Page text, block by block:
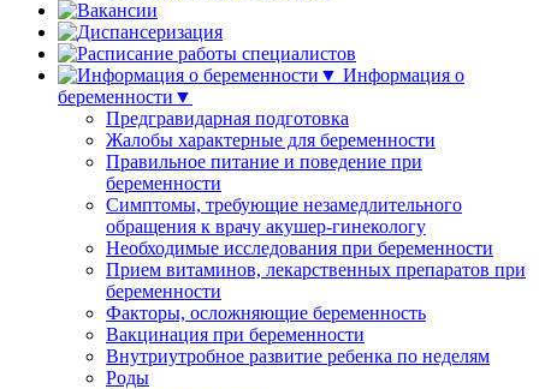
Информация о
беременности▼
Предгравидарная подготовка
Жалобы характерные для беременности
Правильное питание и поведение при
беременности
Симптомы, требующие незамедлительного
обращения к врачу акушер-гинекологу
Необходимые исследования при беременности
Прием витаминов, лекарственных препаратов при
беременности
Факторы, осложняющие беременность
Вакцинация при беременности
Внутриутробное развитие ребенка по неделям
Роды